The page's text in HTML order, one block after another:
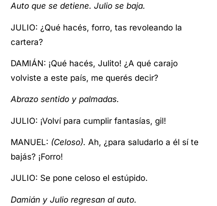
Auto que se detiene. Julio se baja.
JULIO: ¿Qué hacés, forro, tas revoleando la
cartera?
DAMIÁN: ¡Qué hacés, Julito! ¿A qué carajo
volviste a este país, me querés decir?
Abrazo sentido y palmadas.
JULIO: ¡Volví para cumplir fantasías, gil!
MANUEL: (Celoso). Ah, ¿para saludarlo a él sí te
bajás? ¡Forro!
JULIO: Se pone celoso el estúpido.
Damián y Julio regresan al auto.